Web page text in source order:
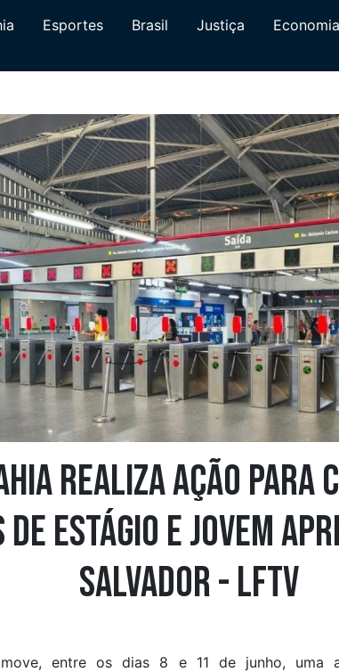
Esportes Brasil Justiça Economia
realiza ação para
de estágio e Jovem
Salvador - LFTV
entre os dias 8 e 11 de junho, uma